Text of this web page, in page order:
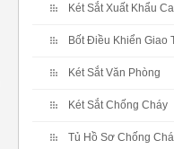
Két Sắt Xuất Khẩu
Bốt Điều Khiển Giao
Két Sắt Văn Phòng
Két Sắt Chống Cháy
Tủ Hồ Sơ Chống